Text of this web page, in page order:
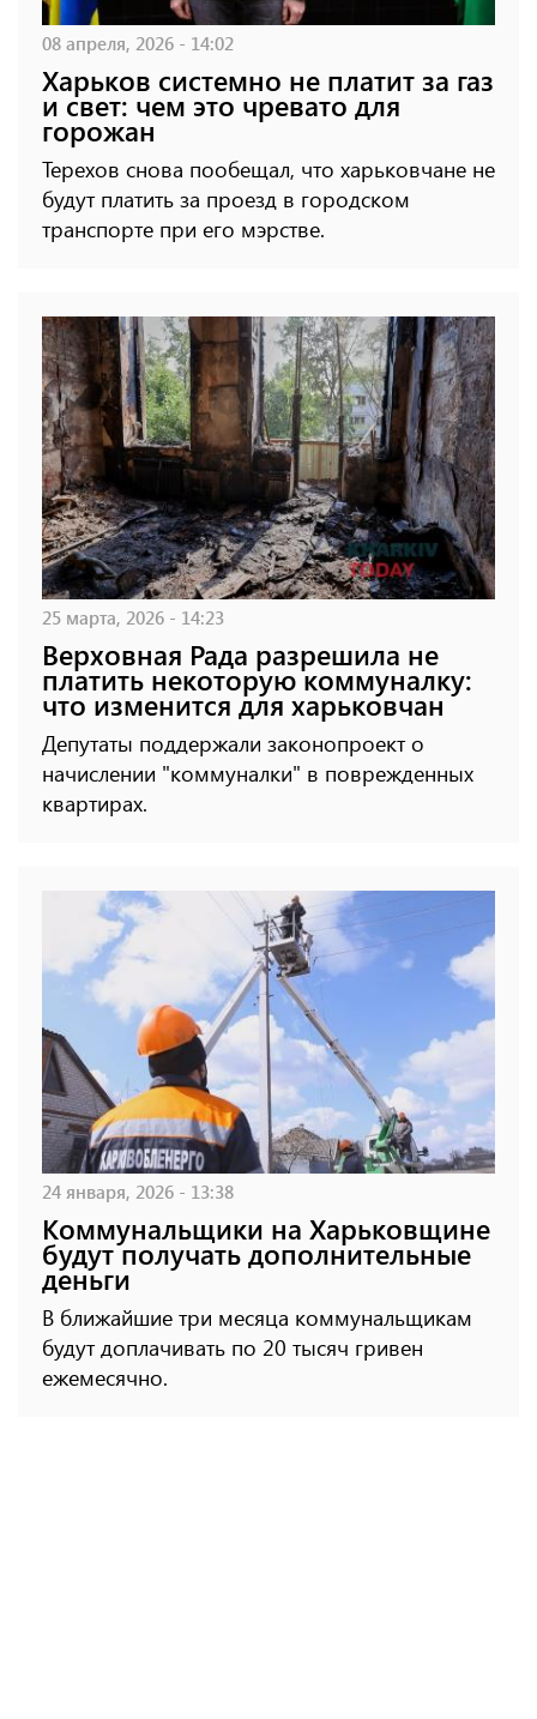
08 апреля, 2026 - 14:02
Харьков системно не платит за газ
и свет: чем это чревато для
горожан
Терехов снова пообещал, что харьковчане не
будут платить за проезд в городском
транспорте при его мэрстве.
25 марта, 2026 - 14:23
Верховная Рада разрешила не
платить некоторую коммуналку:
что изменится для харьковчан
Депутаты поддержали законопроект о
начислении "коммуналки" в поврежденных
квартирах.
24 января, 2026 - 13:38
Коммунальщики на Харьковщине
будут получать дополнительные
деньги
В ближайшие три месяца коммунальщикам
будут доплачивать по 20 тысяч гривен
ежемесячно.